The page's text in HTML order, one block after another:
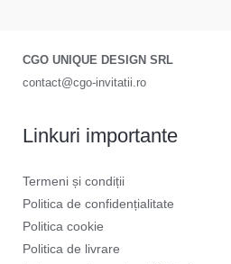
CGO UNIQUE DESIGN SRL
contact@cgo-invitatii.ro
Linkuri importante
Termeni și condiții
Politica de confidențialitate
Politica cookie
Politica de livrare